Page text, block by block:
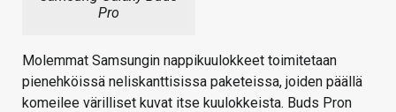
Pro
Molemmat Samsungin nappikuulokkeet toimitetaan
pienehköissä neliskanttisissa paketeissa, joiden päällä
komeilee värilliset kuvat itse kuulokkeista. Buds Pron